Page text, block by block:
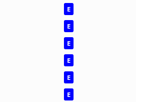
E
E
E
E
E
E